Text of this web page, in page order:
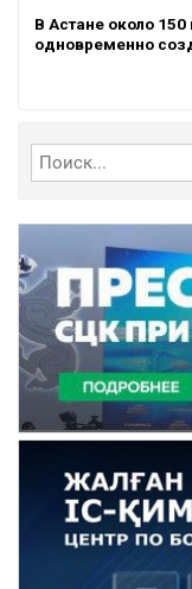
В Астане около
одновременно